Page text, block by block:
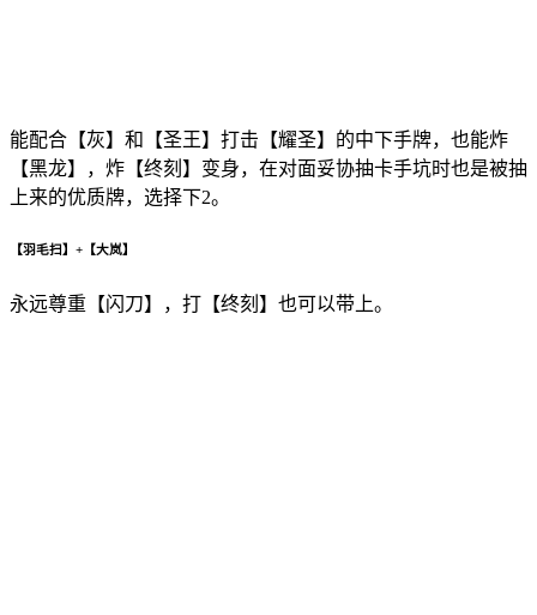
能配合【灰】和【圣王】打击【耀圣】的中下手牌，也能炸
【黑龙】，炸【终刻】变身，在对面妥协抽卡手坑时也是被抽
上来的优质牌，选择下2。
【羽毛扫】+【大岚】
永远尊重【闪刀】，打【终刻】也可以带上。